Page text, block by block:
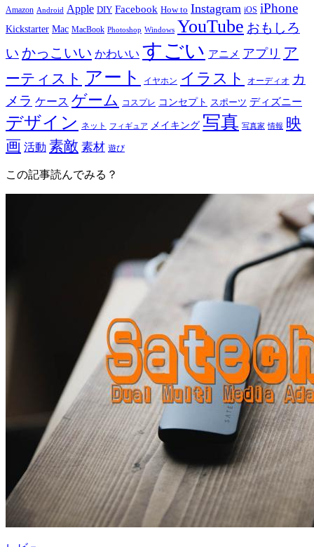
ブ
Amazon Android Apple DIY Facebook How to Instagram iOS iPhone
Kickstarter Mac MacBook Photoshop Windows YouTube おもしろ
い かっこいい かわいい すごい アニメ アプリ ア
ーティスト アート イヤホン イラスト オーディオ カ
メラ ケース ゲーム コスプレ コンセプト スポーツ ディズニー
デザイン ネット フィギュア メイキング 写真 写真家 情報 映
画 活動 素敵 素材 遊び
この記事読んでみる？